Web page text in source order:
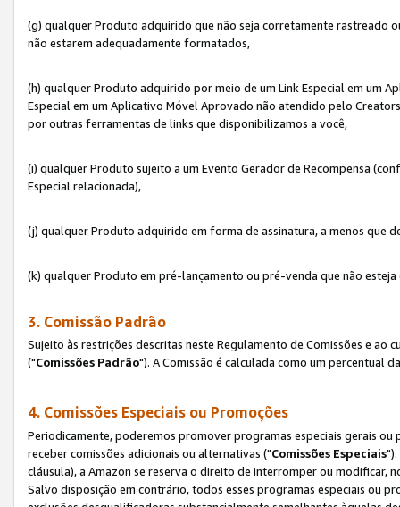
(g) qualquer Produto adquirido que não seja corretamente rastreado
não estarem adequadamente formatados,
(h) qualquer Produto adquirido por meio de um Link Especial em um
Especial em um Aplicativo Móvel Aprovado não atendido pelo
por outras ferramentas de links que disponibilizamos a você,
(i) qualquer Produto sujeito a um Evento Gerador de Recompensa
Especial relacionada),
(j) qualquer Produto adquirido em forma de assinatura, a menos que
(k) qualquer Produto em pré-lançamento ou pré-venda que não
3. Comissão Padrão
Sujeito às restrições descritas neste Regulamento de Comissões e ao
("Comissões Padrão"). A Comissão é calculada como um percentual
4. Comissões Especiais ou Promoções
Periodicamente, poderemos promover programas especiais gerais
receber comissões adicionais ou alternativas ("Comissões Especiais
cláusula), a Amazon se reserva o direito de interromper ou
Salvo disposição em contrário, todos esses programas especiais ou